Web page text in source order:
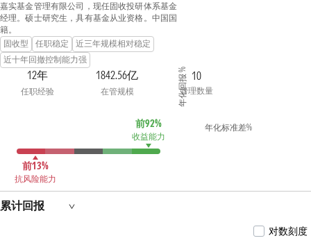
嘉实基金管理有限公司，现任固收投研体系基金
经理。硕士研究生，具有基金从业资格。中国国
籍。
固收型
任职稳定
近三年规模相对稳定
近十年回撤控制能力强
12年
任职经验
1842.56亿
在管规模
10
管理数量
前92%
收益能力
前13%
抗风险能力
年化回报 %
年化标准差%
累计回报
对数刻度